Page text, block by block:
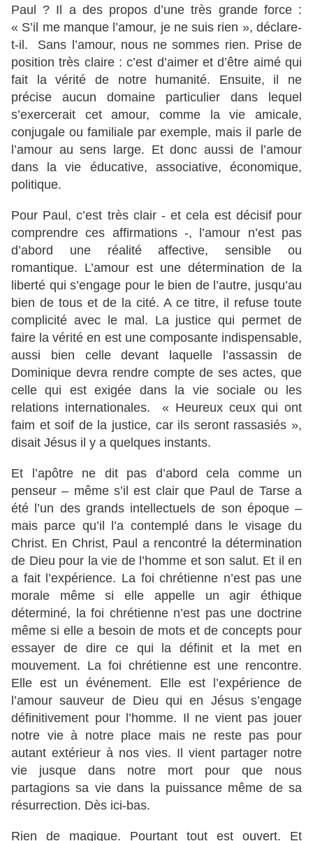
Paul ? Il a des propos d’une très grande force :
« S’il me manque l’amour, je ne suis rien », déclare-
t-il. Sans l’amour, nous ne sommes rien. Prise de
position très claire : c’est d’aimer et d’être aimé qui
fait la vérité de notre humanité. Ensuite, il ne
précise aucun domaine particulier dans lequel
s’exercerait cet amour, comme la vie amicale,
conjugale ou familiale par exemple, mais il parle de
l’amour au sens large. Et donc aussi de l’amour
dans la vie éducative, associative, économique,
politique.
Pour Paul, c’est très clair - et cela est décisif pour
comprendre ces affirmations -, l’amour n’est pas
d’abord une réalité affective, sensible ou
romantique. L’amour est une détermination de la
liberté qui s’engage pour le bien de l’autre, jusqu’au
bien de tous et de la cité. A ce titre, il refuse toute
complicité avec le mal. La justice qui permet de
faire la vérité en est une composante indispensable,
aussi bien celle devant laquelle l’assassin de
Dominique devra rendre compte de ses actes, que
celle qui est exigée dans la vie sociale ou les
relations internationales. « Heureux ceux qui ont
faim et soif de la justice, car ils seront rassasiés »,
disait Jésus il y a quelques instants.
Et l’apôtre ne dit pas d’abord cela comme un
penseur – même s’il est clair que Paul de Tarse a
été l’un des grands intellectuels de son époque –
mais parce qu’il l’a contemplé dans le visage du
Christ. En Christ, Paul a rencontré la détermination
de Dieu pour la vie de l’homme et son salut. Et il en
a fait l’expérience. La foi chrétienne n’est pas une
morale même si elle appelle un agir éthique
déterminé, la foi chrétienne n’est pas une doctrine
même si elle a besoin de mots et de concepts pour
essayer de dire ce qui la définit et la met en
mouvement. La foi chrétienne est une rencontre.
Elle est un événement. Elle est l’expérience de
l’amour sauveur de Dieu qui en Jésus s’engage
définitivement pour l’homme. Il ne vient pas jouer
notre vie à notre place mais ne reste pas pour
autant extérieur à nos vies. Il vient partager notre
vie jusque dans notre mort pour que nous
partagions sa vie dans la puissance même de sa
résurrection. Dès ici-bas.
Rien de magique. Pourtant tout est ouvert. Et